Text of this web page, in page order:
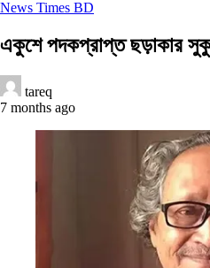
News Times BD
একুশে পদকপ্রাপ্ত ছড়াকার
tareq
7 months ago